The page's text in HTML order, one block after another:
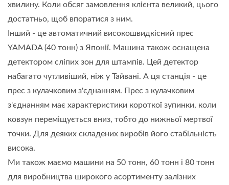
хвилину. Коли обсяг замовлення клієнта великий, цього
достатньо, щоб впоратися з ним.
Інший - це автоматичний високошвидкісний прес
YAMADA (40 тонн) з Японії. Машина також оснащена
детектором сліпих зон для штампів. Цей детектор
набагато чутливіший, ніж у Тайвані. А ця станція - це
прес з кулачковим з'єднанням. Прес з кулачковим
з'єднанням має характеристики короткої зупинки, коли
ковзун переміщується вниз, тобто до нижньої мертвої
точки. Для деяких складених виробів його стабільність
висока.
Ми також маємо машини на 50 тонн, 60 тонн і 80 тонн
для виробництва широкого асортименту залізних